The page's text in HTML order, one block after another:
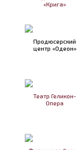
«Крига»
Продюсерский
центр «Одеон»
Театр Геликон-
Опера